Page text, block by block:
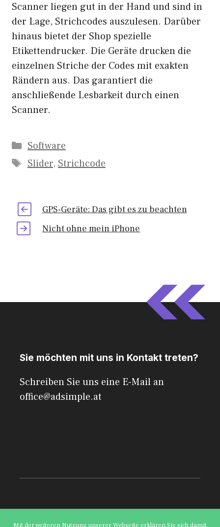
Scanner liegen gut in der Hand und sind in
der Lage, Strichcodes auszulesen. Darüber
hinaus bietet der Shop spezielle
Etikettendrucker. Die Geräte drucken die
einzelnen Striche der Codes mit exakten
Rändern aus. Das garantiert die
anschließende Lesbarkeit durch einen
Scanner.
Kategorien
Software
Schlagwörter
Slider, Strichcode
GPS-Geräte: Das gibt es zu beachten
Nicht ohne mein iPhone
Sie möchten mit uns in Kontakt treten?
Schreiben Sie uns eine E-Mail an
office@adsimple.at
Mit der weiteren Nutzung unserer Webseite erklären Sie sich damit